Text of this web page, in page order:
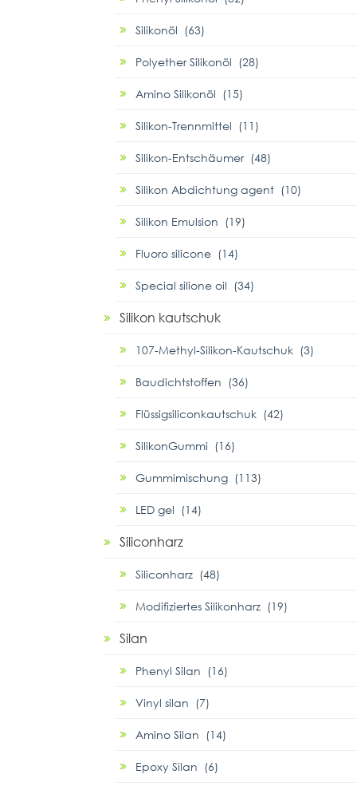
Silikonöl (63)
Polyether Silikonöl (28)
Amino Silikonöl (15)
Silikon-Trennmittel (11)
Silikon-Entschäumer (48)
Silikon Abdichtung agent (10)
Silikon Emulsion (19)
Fluoro silicone (14)
Special silione oil (34)
Silikon kautschuk
107-Methyl-Silikon-Kautschuk (3)
Baudichtstoffen (36)
Flüssigsiliconkautschuk (42)
SilikonGummi (16)
Gummimischung (113)
LED gel (14)
Siliconharz
Siliconharz (48)
Modifiziertes Silikonharz (19)
Silan
Phenyl Silan (16)
Vinyl silan (7)
Amino Silan (14)
Epoxy Silan (6)